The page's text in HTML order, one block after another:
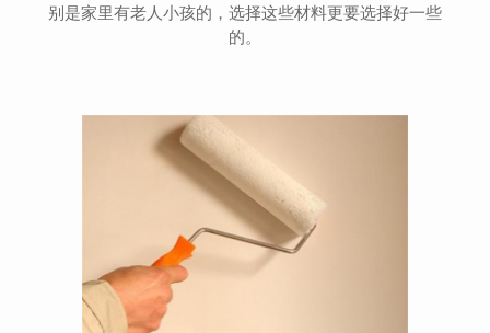
别是家里有老人小孩的，选择这些材料更要选择好一些
的。